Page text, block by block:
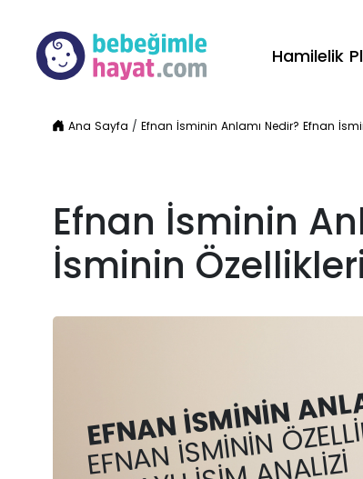
Hamilelik
Ana Sayfa /Efnan İsminin Anlamı Nedir? Efnan
Efnan İsminin
İsminin
EFNAN İSMININ
EFNAN İSMININ